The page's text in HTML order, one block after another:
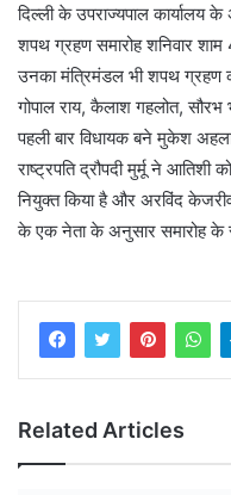
दिल्ली के उपराज्यपाल कार्यालय
शपथ ग्रहण समारोह शनिवार
उनका मंत्रिमंडल भी शपथ ग्रहण
गोपाल राय, कैलाश गहलोत,
पहली बार विधायक बने मुकेश
राष्ट्रपति द्रौपदी मुर्मू ने
नियुक्त किया है और अरविंद
के एक नेता के अनुसार समारोह के
Related Articles